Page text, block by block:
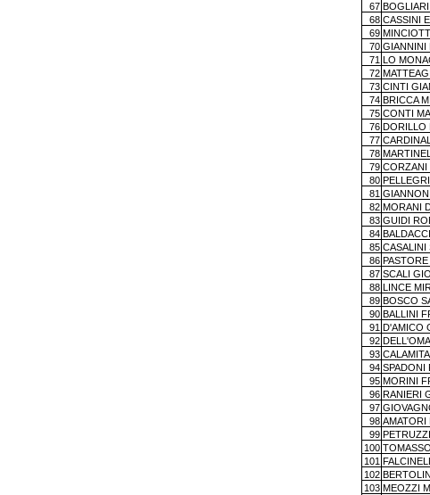
67
68 CASSINI
69
70 GIANNINI
71 LO
72
73 CINTI
74 BRICCA
75 CONTI
76 DORILLO
77
78
79 CORZANI
80
81
82 MORANI
83 GUIDI
84
85 CASALINI
86
87 SCALI
88 LINCE
89 BOSCO
90 BALLINI
91 D'AMICO
92
93
94 SPADONI
95 MORINI
96 RANIERI
97
98 AMATORI
99
100
101
102
103 MEOZZI